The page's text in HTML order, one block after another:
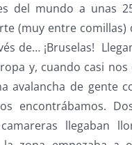
del mundo a unas
(muy entre comillas)
de… ¡Bruselas!
y, cuando casi
avalancha de gente
encontrábamos.
llegaban